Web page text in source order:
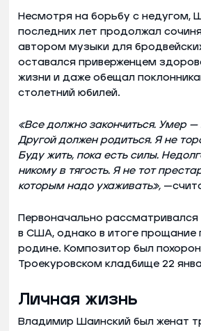
Несмотря на борьбу с недугом,
последних лет продолжал
автором музыки для
оставался приверженцем
жизни и даже обещал
столетний юбилей.
«Все должно закончиться. Умер
Другой должен родиться. Я не
Буду жить, пока есть силы.
никому в тягость. Я не тот
которым надо ухаживать»,
Первоначально рассматривался
в США, однако в итоге прощание
родине. Композитор был
Троекуровском кладбище 22
Личная жизнь
Владимир Шаинский был женат